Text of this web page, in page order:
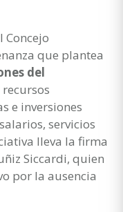
Concejo
que plantea
del
e inversiones
servicios
lleva la firma
Siccardi, quien
por la ausencia